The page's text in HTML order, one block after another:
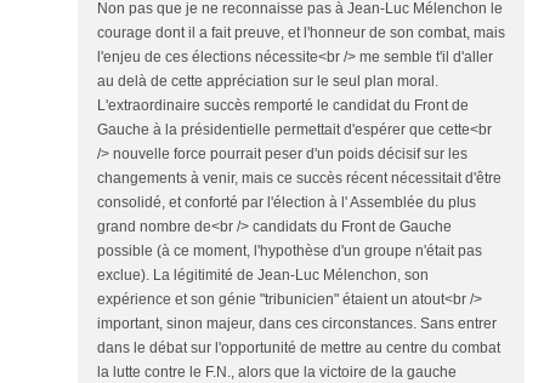
Non pas que je ne reconnaisse pas à Jean-Luc Mélenchon le
courage dont il a fait preuve, et l'honneur de son combat, mais
l'enjeu de ces élections nécessite<br /> me semble t'il d'aller
au delà de cette appréciation sur le seul plan moral.
L'extraordinaire succès remporté le candidat du Front de
Gauche à la présidentielle permettait d'espérer que cette<br
/> nouvelle force pourrait peser d'un poids décisif sur les
changements à venir, mais ce succès récent nécessitait d'être
consolidé, et conforté par l'élection à l' Assemblée du plus
grand nombre de<br /> candidats du Front de Gauche
possible (à ce moment, l'hypothèse d'un groupe n'était pas
exclue). La légitimité de Jean-Luc Mélenchon, son
expérience et son génie "tribunicien" étaient un atout<br />
important, sinon majeur, dans ces circonstances. Sans entrer
dans le débat sur l'opportunité de mettre au centre du combat
la lutte contre le F.N., alors que la victoire de la gauche